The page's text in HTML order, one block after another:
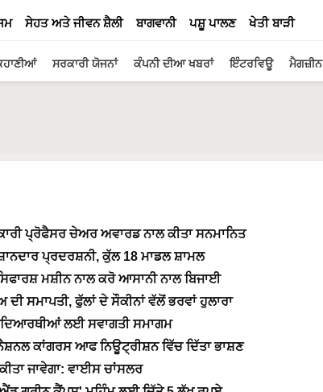
ਸੇਹਤ ਅਤੇ ਜੀਵਨ ਸ਼ੈਲੀ ਬਾਗਵਾਨੀ ਪਸ਼ੂ ਪਾਲਣ ਖੇਤੀ ਬਾੜੀ
ਸਰਕਾਰੀ ਯੋਜਨਾਂ ਕੰਪਨੀ ਦੀਆ ਖਬਰਾਂ ਇੰਟਰਵਿਊ ਮੈਗਜ਼ੀਨ
ਪ੍ਰੋਫੈਸਰ ਚੇਅਰ ਅਵਾਰਡ ਨਾਲ ਕੀਤਾ ਸਨਮਾਨਿਤ
ਪ੍ਰਦਰਸ਼ਨੀ, ਕੁੱਲ 18 ਮਾਡਲ ਸ਼ਾਮਲ
ਮਸ਼ੀਨ ਨਾਲ ਕਰੋ ਆਸਾਨੀ ਨਾਲ ਬਿਜਾਈ
ਸਮਾਪਤੀ, ਫੁੱਲਾਂ ਦੇ ਸੌਕੀਨਾਂ ਵੱਲੋਂ ਭਰਵਾਂ ਹੁਲਾਰਾ
ਲਈ ਸਵਾਗਤੀ ਸਮਾਗਮ
ਕਾਂਗਰਸ ਆਫ ਨਿਊਟ੍ਰੀਸ਼ਨ ਵਿੱਚ ਦਿੱਤਾ ਭਾਸ਼ਣ
ਜਾਵੇਗਾ: ਵਾਈਸ ਚਾਂਸਲਰ